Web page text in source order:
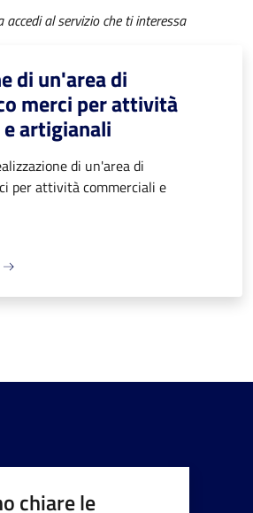
al servizio che ti interessa
di un'area di
merci per attività
artigianali
di un'area di
per attività commerciali e
chiare le